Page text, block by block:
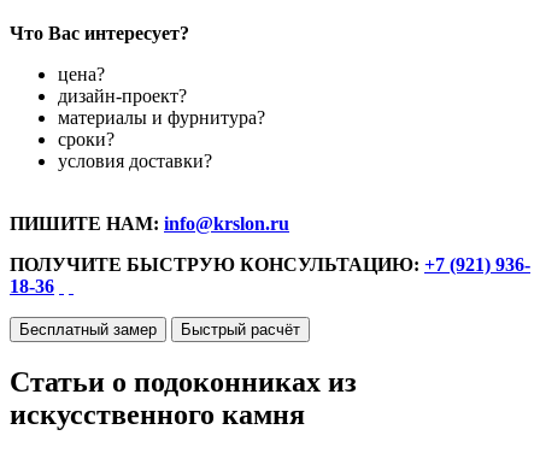
Что Вас интересует?
цена?
дизайн-проект?
материалы и фурнитура?
сроки?
условия доставки?
ПИШИТЕ НАМ: info@krslon.ru
ПОЛУЧИТЕ БЫСТРУЮ КОНСУЛЬТАЦИЮ: +7 (921) 936-
18-36
Бесплатный замер Быстрый расчёт
Статьи о подоконниках из
искусственного камня